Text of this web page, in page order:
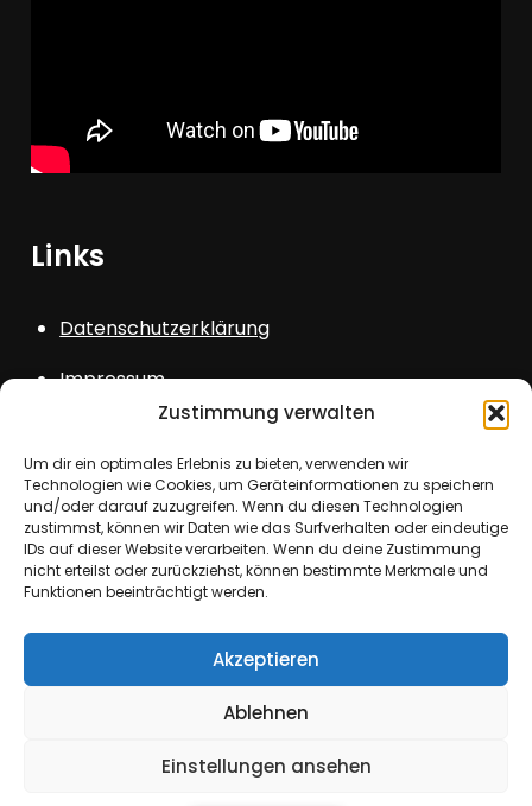
Zustimmung verwalten
Um dir ein optimales Erlebnis zu bieten, verwenden wir
Technologien wie Cookies, um Geräteinformationen zu speichern
und/oder darauf zuzugreifen. Wenn du diesen Technologien
zustimmst, können wir Daten wie das Surfverhalten oder eindeutige
IDs auf dieser Website verarbeiten. Wenn du deine Zustimmung
nicht erteilst oder zurückziehst, können bestimmte Merkmale und
Funktionen beeinträchtigt werden.
Akzeptieren
Ablehnen
Einstellungen ansehen
Links
Datenschutzerklärung
Impressum
Login
Copyright © All rights reserved. Theme Kids
Creativ Themes